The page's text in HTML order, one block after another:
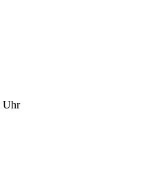
Uhr